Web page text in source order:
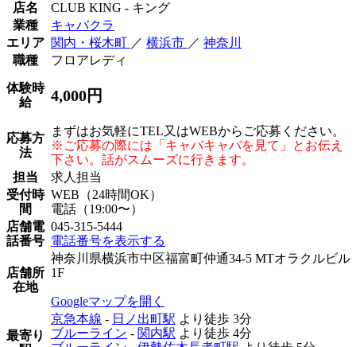
店名
CLUB KING - キング
業種
キャバクラ
エリア 関内・桜木町 ／ 横浜市 ／ 神奈川
職種
フロアレディ
体験時
給
4,000円
応募方
法
まずはお気軽にTEL又はWEBからご応募ください。
※ご応募の際には「キャバキャバを見て」とお伝え
下さい。話がスムーズに行きます。
担当
求人担当
受付時
間
WEB（24時間OK）
電話（19:00〜）
店舗電
話番号
045-315-5444
電話番号を表示する
店舗所
在地
神奈川県横浜市中区福富町仲通34-5 MTオラクルビル
1F
Googleマップを開く
最寄り
京急本線 - 日ノ出町駅 より徒歩 3分
ブルーライン - 関内駅 より徒歩 4分